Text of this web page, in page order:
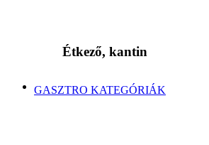
Étkező, kantin
GASZTRO KATEGÓRIÁK